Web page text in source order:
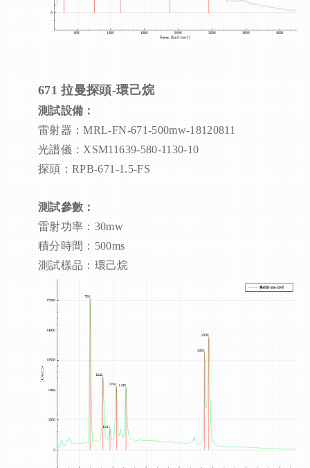
671 拉曼探頭-環己烷
測試設備：
雷射器：MRL-FN-671-500mw-18120811
光譜儀：XSM11639-580-1130-10
探頭：RPB-671-1.5-FS
測試參數：
雷射功率：30mw
積分時間：500ms
測試樣品：環己烷